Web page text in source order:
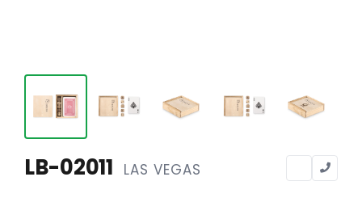
Tête de lettre
Sous-mains
LB-02011 LAS VEGAS